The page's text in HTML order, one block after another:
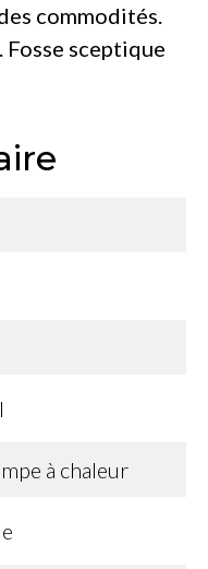
commodités.
sceptique
à chaleur